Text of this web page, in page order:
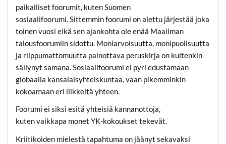
paikalliset foorumit, kuten Suomen
sosiaalifoorumi. Sittemmin foorumi on alettu järjestää joka
toinen vuosi eikä sen ajankohta ole enää Maailman
talousfoorumiin sidottu. Moniarvoisuutta, monipuolisuutta
ja riippumattomuutta painottava peruskirja on kuitenkin
säilynyt samana. Sosiaalifoorumi ei pyri edustamaan
globaalia kansalaisyhteiskuntaa, vaan pikemminkin
kokoamaan eri liikkeitä yhteen.
Foorumi ei siksi esitä yhteisiä kannanottoja,
kuten vaikkapa monet YK-kokoukset tekevät.
Kriitikoiden mielestä tapahtuma on jäänyt sekavaksi